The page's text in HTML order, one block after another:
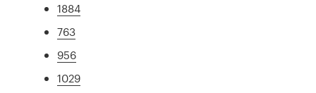
1884
763
956
1029